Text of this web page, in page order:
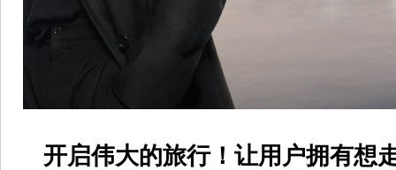
开启伟大的旅行！让用户拥有想